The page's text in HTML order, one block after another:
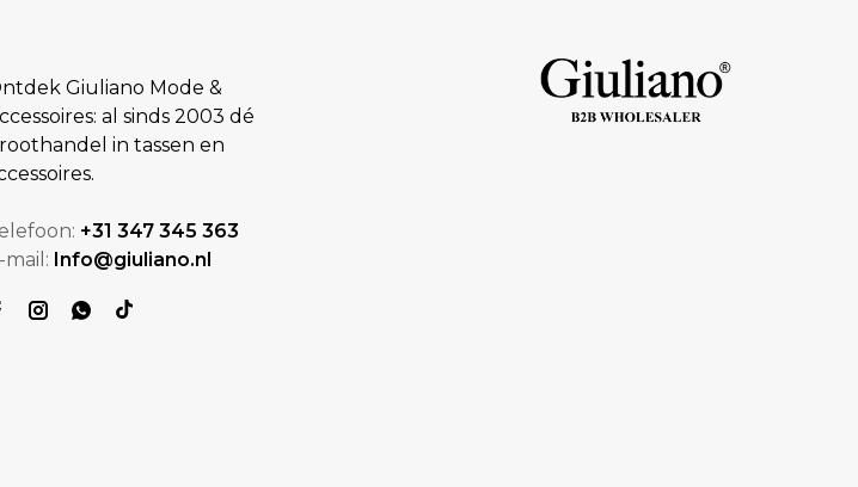
Giuliano Mode &
al sinds 2003 dé
in tassen en
+31 347 345 363
mail: Info@giuliano.nl